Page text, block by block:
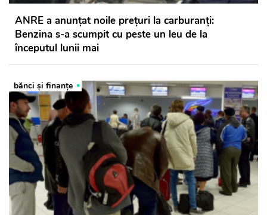
ANRE a anunțat noile prețuri la carburanți:
Benzina s-a scumpit cu peste un leu de la
începutul lunii mai
bănci şi finanţe